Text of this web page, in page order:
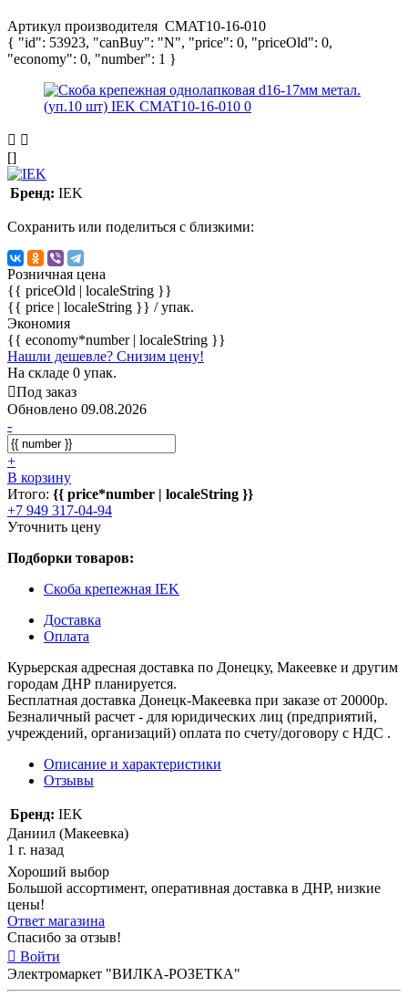
Артикул производителя CMAT10-16-010
{ "id": 53923, "canBuy": "N", "price": 0, "priceOld": 0,
"economy": 0, "number": 1 }
[]
Бренд: IEK
Сохранить или поделиться с близкими:
Розничная цена
{{ priceOld | localeString }}
{{ price | localeString }} / упак.
Экономия
{{ economy*number | localeString }}
Нашли дешевле? Снизим цену!
На складе 0 упак.
Под заказ
Обновлено 09.08.2026
-
+
В корзину
Итого: {{ price*number | localeString }}
+7 949 317-04-94
Уточнить цену
Подборки товаров:
Скоба крепежная IEK
Доставка
Оплата
Курьерская адресная доставка по Донецку, Макеевке и другим
городам ДНР планируется.
Бесплатная доставка Донецк-Макеевка при заказе от 20000р.
Безналичный расчет - для юридических лиц (предприятий,
учреждений, организаций) оплата по счету/договору с НДС .
Описание и характеристики
Отзывы
Бренд: IEK
Даниил (Макеевка)
1 г. назад
Хороший выбор
Большой ассортимент, оперативная доставка в ДНР, низкие
цены!
Ответ магазина
Спасибо за отзыв!
Войти
Электромаркет "ВИЛКА-РОЗЕТКА"